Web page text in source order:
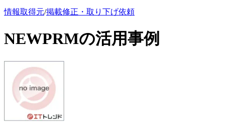
情報取得元/掲載修正・取り下げ依頼
NEWPRMの活用事例